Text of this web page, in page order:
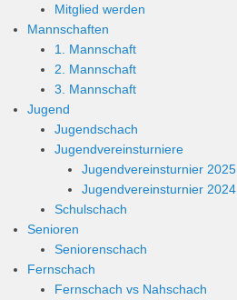
Mitglied werden
Mannschaften
1. Mannschaft
2. Mannschaft
3. Mannschaft
Jugend
Jugendschach
Jugendvereinsturniere
Jugendvereinsturnier 2025
Jugendvereinsturnier 2024
Schulschach
Senioren
Seniorenschach
Fernschach
Fernschach vs Nahschach